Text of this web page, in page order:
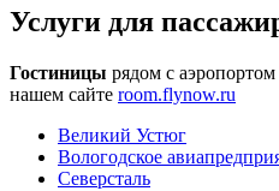
Услуги для
Гостиницы рядом с
нашем сайте room.flynow.ru
Великий Устюг
Вологодское
Северсталь